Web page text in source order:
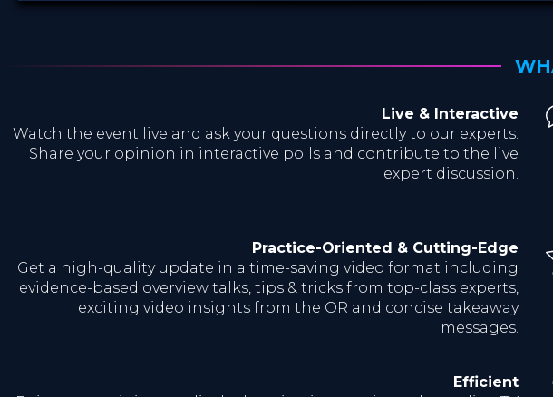
Live & Interactive
Watch the event live and ask your questions directly to our experts.
Share your opinion in interactive polls and contribute to the live
expert discussion.
Practice-Oriented & Cutting-Edge
Get a high-quality update in a time-saving video format including
evidence-based overview talks, tips & tricks from top-class experts,
exciting video insights from the OR and concise takeaway
messages.
Efficient